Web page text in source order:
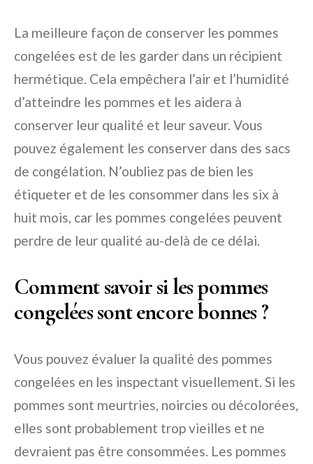
La meilleure façon de conserver les pommes
congelées est de les garder dans un récipient
hermétique. Cela empêchera l’air et l’humidité
d’atteindre les pommes et les aidera à
conserver leur qualité et leur saveur. Vous
pouvez également les conserver dans des sacs
de congélation. N’oubliez pas de bien les
étiqueter et de les consommer dans les six à
huit mois, car les pommes congelées peuvent
perdre de leur qualité au-delà de ce délai.
Comment savoir si les pommes
congelées sont encore bonnes ?
Vous pouvez évaluer la qualité des pommes
congelées en les inspectant visuellement. Si les
pommes sont meurtries, noircies ou décolorées,
elles sont probablement trop vieilles et ne
devraient pas être consommées. Les pommes